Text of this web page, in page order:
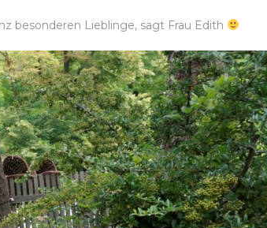
besonderen Lieblinge, sagt Frau Edith